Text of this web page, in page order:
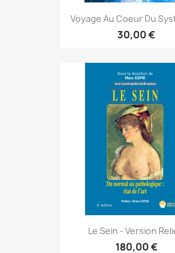
Voyage Au Coeur Du
30,00 €
Le Sein - Version
180,00 €